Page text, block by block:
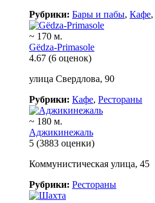
Рубрики: Бары и пабы, Кафе,
~ 170 м.
Gёdza-Primasole
4.67 (6 оценок)
улица Свердлова, 90
Рубрики: Кафе, Рестораны
~ 180 м.
Аджикинежаль
5 (3883 оценки)
Коммунистическая улица, 45
Рубрики: Рестораны